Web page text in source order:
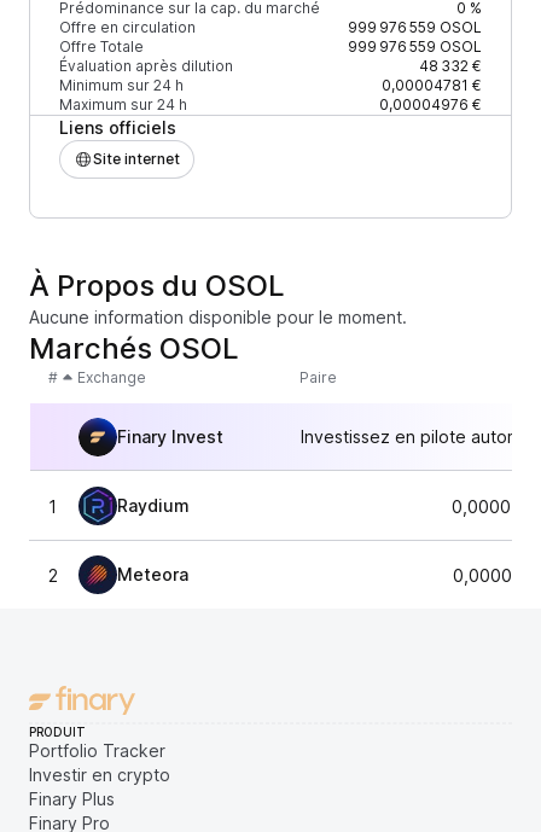
Prédominance sur la cap. du marché
0 %
Offre en circulation
999 976 559 OSOL
Offre Totale
999 976 559 OSOL
Évaluation après dilution
48 332 €
Minimum sur 24 h
0,00004781 €
Maximum sur 24 h
0,00004976 €
Liens officiels
Site internet
À Propos du OSOL
Aucune information disponible pour le moment.
Marchés OSOL
# Exchange Paire
Finary Invest Investissez en pilote
1 Raydium
2 Meteora
PRODUIT
Portfolio Tracker
Investir en crypto
Finary Plus
Finary Pro